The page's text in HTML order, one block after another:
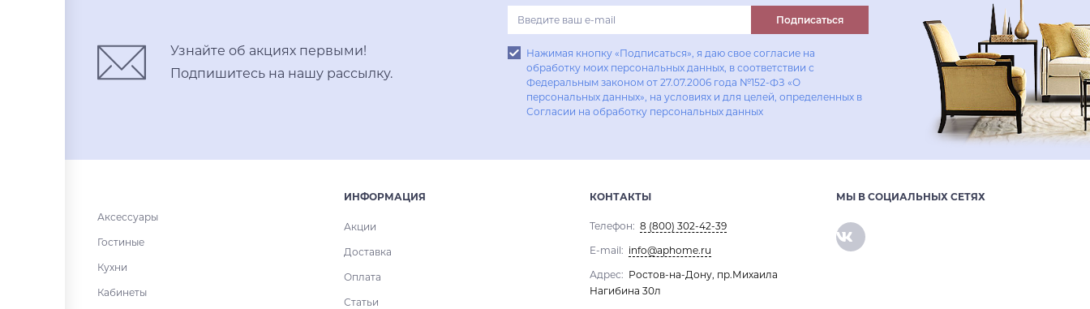
Узнайте об акциях первыми!
Подпишитесь на нашу рассылку.
Подписаться
Нажимая кнопку «Подписаться», я даю свое согласие на
обработку моих персональных данных, в соответствии с
Федеральным законом от 27.07.2006 года №152-ФЗ «О
персональных данных», на условиях и для целей, определенных в
Согласии на обработку персональных данных
Аксессуары
Гостиные
Кухни
Кабинеты
ИНФОРМАЦИЯ
Акции
Доставка
Оплата
Статьи
КОНТАКТЫ
Телефон: 8 (800) 302-42-39
E-mail: info@aphome.ru
Адрес: Ростов-на-Дону, пр.Михаила
Нагибина 30л
МЫ В СОЦИАЛЬНЫХ СЕТЯХ